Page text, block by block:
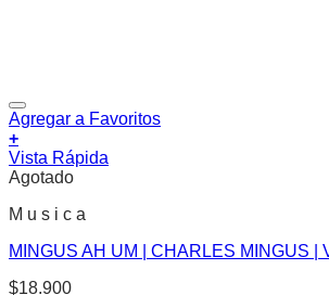
Agregar a Favoritos
+
Vista Rápida
Agotado
M u s i c a
MINGUS AH UM | CHARLES MINGUS |
$18.900